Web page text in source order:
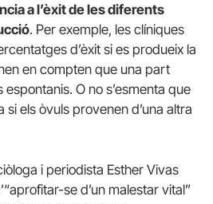
a l’èxit de les diferents
. Per exemple, les clíniques
d’èxit si es produeix la
en compten que una part
O no s’esmenta que
si els òvuls provenen d’una altra
i periodista Esther Vivas
se d’un malestar vital”